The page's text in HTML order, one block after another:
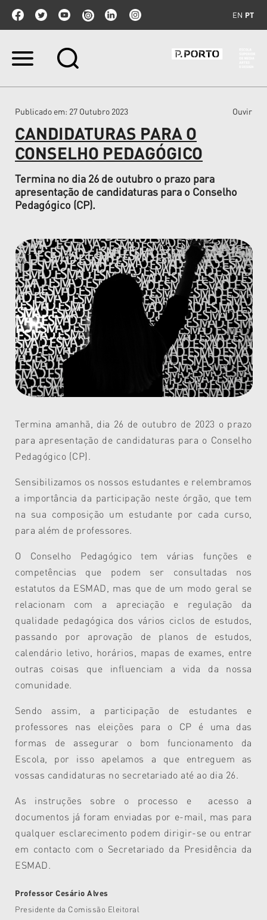
EN PT
Ir
Ir
navegação
Publicado em: 27 Outubro 2023 Ouvir
CANDIDATURAS PARA O
CONSELHO PEDAGÓGICO
Termina no dia 26 de outubro o prazo para
apresentação de candidaturas para o Conselho
Pedagógico (CP).
Termina amanhã, dia 26 de outubro de 2023 o prazo
para apresentação de candidaturas para o Conselho
Pedagógico (CP).
Sensibilizamos os nossos estudantes e relembramos
a importância da participação neste órgão, que tem
na sua composição um estudante por cada curso,
para além de professores.
O Conselho Pedagógico tem várias funções e
competências que podem ser consultadas nos
estatutos da ESMAD, mas que de um modo geral se
relacionam com a apreciação e regulação da
qualidade pedagógica dos vários ciclos de estudos,
passando por aprovação de planos de estudos,
calendário letivo, horários, mapas de exames, entre
outras coisas que influenciam a vida da nossa
comunidade.
Sendo assim, a participação de estudantes e
professores nas eleições para o CP é uma das
formas de assegurar o bom funcionamento da
Escola, por isso apelamos a que entreguem as
vossas candidaturas no secretariado até ao dia 26.
As instruções sobre o processo e acesso a
documentos já foram enviadas por e-mail, mas para
qualquer esclarecimento podem dirigir-se ou entrar
em contacto com o Secretariado da Presidência da
ESMAD.
Professor Cesário Alves
Presidente da Comissão Eleitoral